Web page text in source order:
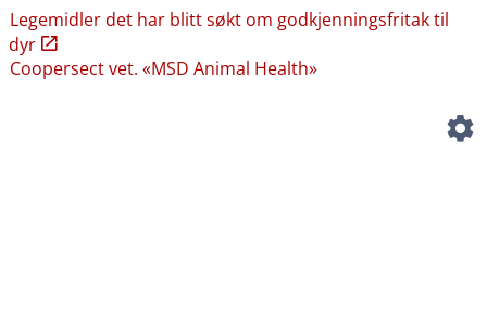
Legemidler det har blitt søkt om godkjenningsfritak til
dyr
Coopersect vet. «MSD Animal Health»